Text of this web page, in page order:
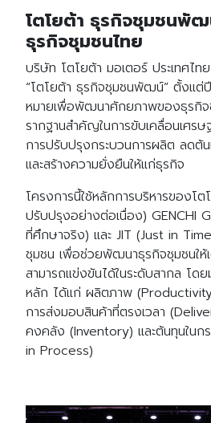
โตโยต้า ธุรกิจชุมชนพั
ธุรกิจชุมชนไทย
บริษัท โตโยต้า มอเตอร์ ประเทศไท
“โตโยต้า ธุรกิจชุมชนพัฒน์” ตั้งแต่
หมายเพื่อพัฒนาศักยภาพของธุรกิจ
รากฐานสำคัญในการขับเคลื่อนเศร
การปรับปรุงกระบวนการผลิต ลดต้
และสร้างความยั่งยืนให้แก่ธุรกิจ
โครงการนี้ใช้หลักการบริหารของโต
ปรับปรุงอย่างต่อเนื่อง) GENCHI
ที่ศึกษาจริง) และ JIT (Just in
ชุมชน เพื่อช่วยพัฒนาธุรกิจชุมชนให้
สามารถแข่งขันได้ในระดับสากล โ
หลัก ได้แก่ ผลิตภาพ
การส่งมอบสินค้าที่ตรงเวลา
คงคลัง (Inventory) และต้นทุนในก
in Process)